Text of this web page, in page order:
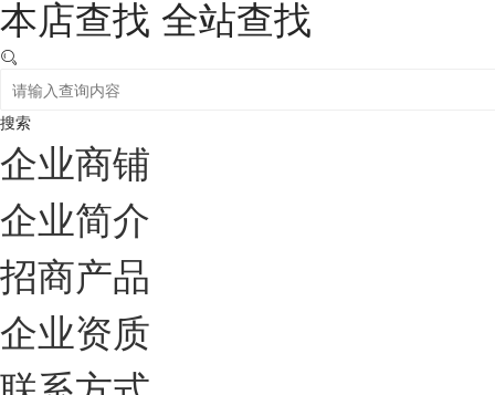
本店查找 全站查找
搜索
企业商铺
企业简介
招商产品
企业资质